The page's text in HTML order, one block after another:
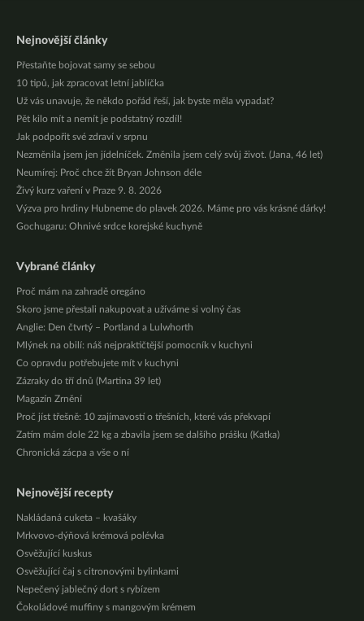
Nejnovější články
Přestaňte bojovat samy se sebou
10 tipů, jak zpracovat letní jablíčka
Už vás unavuje, že někdo pořád řeší, jak byste měla vypadat?
Pět kilo mít a nemít je podstatný rozdíl!
Jak podpořit své zdraví v srpnu
Nezměnila jsem jen jídelníček. Změnila jsem celý svůj život. (Jana, 46 let)
Neumírej: Proč chce žít Bryan Johnson déle
Živý kurz vaření v Praze 9. 8. 2026
Výzva pro hrdiny Hubneme do plavek 2026. Máme pro vás krásné dárky!
Gochugaru: Ohnivé srdce korejské kuchyně
Vybrané články
Proč mám na zahradě oregáno
Skoro jsme přestali nakupovat a užíváme si volný čas
Anglie: Den čtvrtý – Portland a Lulwhorth
Mlýnek na obilí: náš nejpraktičtější pomocník v kuchyni
Co opravdu potřebujete mít v kuchyni
Zázraky do tří dnů (Martina 39 let)
Magazín Zrnění
Proč jíst třešně: 10 zajímavostí o třešních, které vás překvapí
Zatím mám dole 22 kg a zbavila jsem se dalšího prášku (Katka)
Chronická zácpa a vše o ní
Nejnovější recepty
Nakládaná cuketa – kvašáky
Mrkvovo-dýňová krémová polévka
Osvěžující kuskus
Osvěžující čaj s citronovými bylinkami
Nepečený jablečný dort s rybízem
Čokoládové muffiny s mangovým krémem